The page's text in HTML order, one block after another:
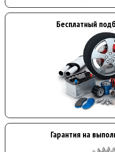
Бесплатный
Гарантия на